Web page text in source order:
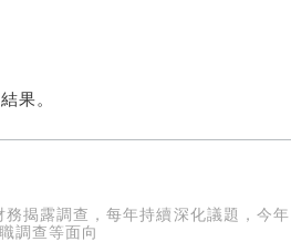
果。
揭露調查，每年持續深化議題，今
調查等面向